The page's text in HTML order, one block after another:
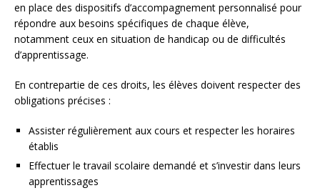
en place des dispositifs d’accompagnement personnalisé pour
répondre aux besoins spécifiques de chaque élève,
notamment ceux en situation de handicap ou de difficultés
d’apprentissage.
En contrepartie de ces droits, les élèves doivent respecter des
obligations précises :
Assister régulièrement aux cours et respecter les horaires
établis
Effectuer le travail scolaire demandé et s’investir dans leurs
apprentissages